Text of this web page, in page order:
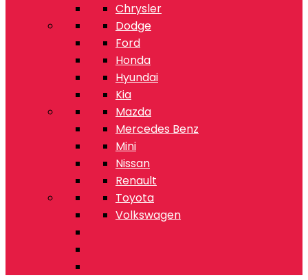
Chrysler
Dodge
Ford
Honda
Hyundai
Kia
Mazda
Mercedes Benz
Mini
Nissan
Renault
Toyota
Volkswagen